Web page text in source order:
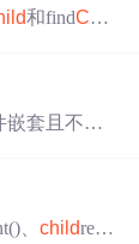
。和findChil
找具有特
或递归子
嵌套且不能
列举了返
、children